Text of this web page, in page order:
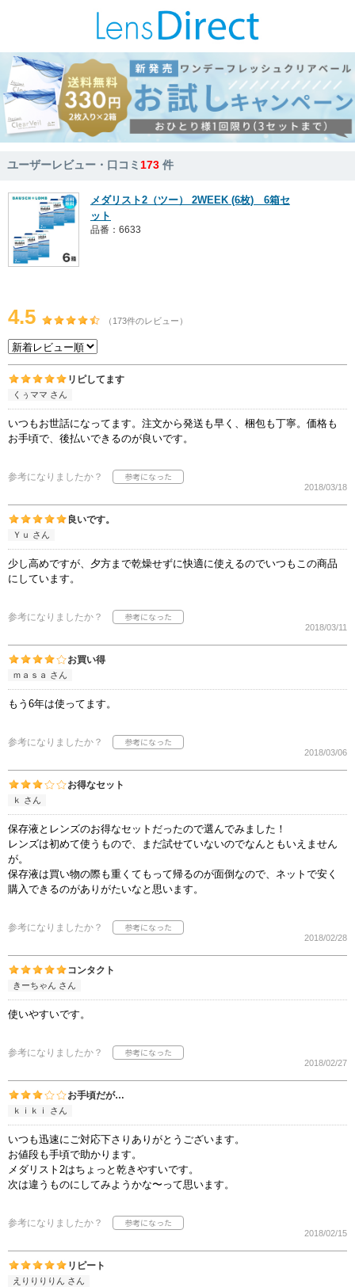
ユーザーレビュー・口コミ173 件
メダリスト2（ツー） 2WEEK (6枚) 6箱セ
ット
品番：6633
4.5 （173件のレビュー）
リピしてます
くぅママ さん
いつもお世話になってます。注文から発送も早く、梱包も丁寧。価格も
お手頃で、後払いできるのが良いです。
参考になりましたか？
2018/03/18
良いです。
Ｙｕ さん
少し高めですが、夕方まで乾燥せずに快適に使えるのでいつもこの商品
にしています。
参考になりましたか？
2018/03/11
お買い得
ｍａｓａ さん
もう6年は使ってます。
参考になりましたか？
2018/03/06
お得なセット
ｋ さん
保存液とレンズのお得なセットだったので選んでみました！
レンズは初めて使うもので、まだ試せていないのでなんともいえません
が。
保存液は買い物の際も重くてもって帰るのが面倒なので、ネットで安く
購入できるのがありがたいなと思います。
参考になりましたか？
2018/02/28
コンタクト
きーちゃん さん
使いやすいです。
参考になりましたか？
2018/02/27
お手頃だが…
ｋｉｋｉ さん
いつも迅速にご対応下さりありがとうございます。
お値段も手頃で助かります。
メダリスト2はちょっと乾きやすいです。
次は違うものにしてみようかな〜って思います。
参考になりましたか？
2018/02/15
リピート
えりりりりん さん